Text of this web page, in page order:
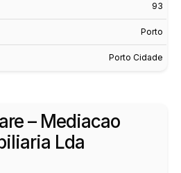
93
Porto
Porto Cidade
– Mediacao
Lda